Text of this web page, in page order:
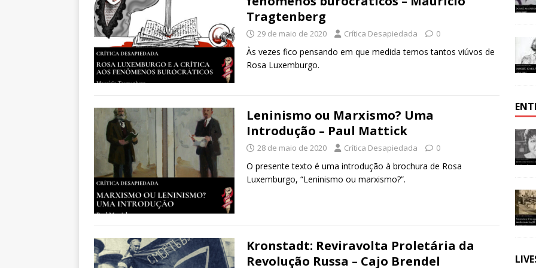
Tragtenberg
29 de maio de 2020 Crítica Desapiedada 0
Às vezes fico pensando em que medida temos tantos viúvos de
Rosa Luxemburgo.
Leninismo ou Marxismo? Uma
Introdução – Paul Mattick
28 de maio de 2020 Crítica Desapiedada 0
O presente texto é uma introdução à brochura de Rosa
Luxemburgo, “Leninismo ou marxismo?”.
Kronstadt: Reviravolta Proletária da
Revolução Russa – Cajo Brendel